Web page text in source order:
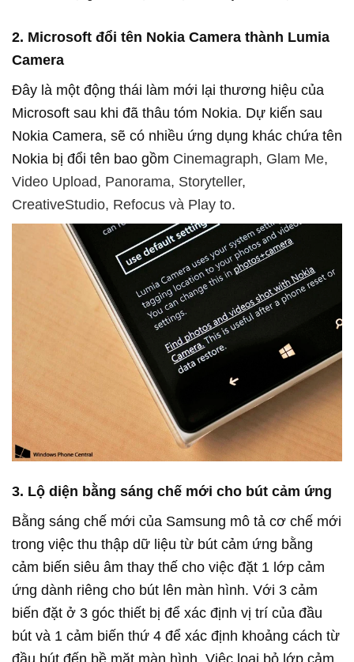
2. Microsoft đổi tên Nokia Camera thành Lumia
Camera
Đây là một động thái làm mới lại thương hiệu của
Microsoft sau khi đã thâu tóm Nokia. Dự kiến sau
Nokia Camera, sẽ có nhiều ứng dụng khác chứa tên
Nokia bị đổi tên bao gồm Cinemagraph, Glam Me,
Video Upload, Panorama, Storyteller,
CreativeStudio, Refocus và Play to.
3. Lộ diện bằng sáng chế mới cho bút cảm ứng
Bằng sáng chế mới của Samsung mô tả cơ chế mới
trong việc thu thập dữ liệu từ bút cảm ứng bằng
cảm biến siêu âm thay thế cho việc đặt 1 lớp cảm
ứng dành riêng cho bút lên màn hình. Với 3 cảm
biến đặt ở 3 góc thiết bị để xác định vị trí của đầu
bút và 1 cảm biến thứ 4 để xác định khoảng cách từ